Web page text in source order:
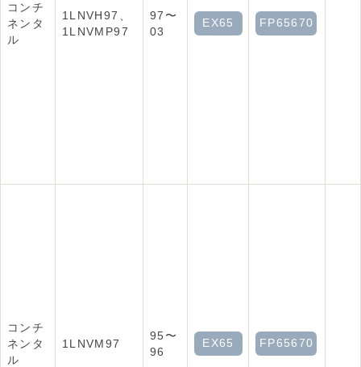
コンチ
ネンタ
ル
1LNVH97、
1LNVMP97
97〜
03
EX65 FP65670
コンチ
ネンタ
ル
1LNVM97
95〜
96
EX65 FP65670